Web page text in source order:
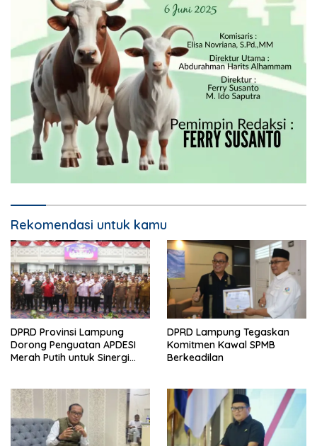
Rekomendasi untuk kamu
DPRD Provinsi Lampung
Dorong Penguatan APDESI
Merah Putih untuk Sinergi
DPRD Lampung Tegaskan
Komitmen Kawal SPMB
Berkeadilan